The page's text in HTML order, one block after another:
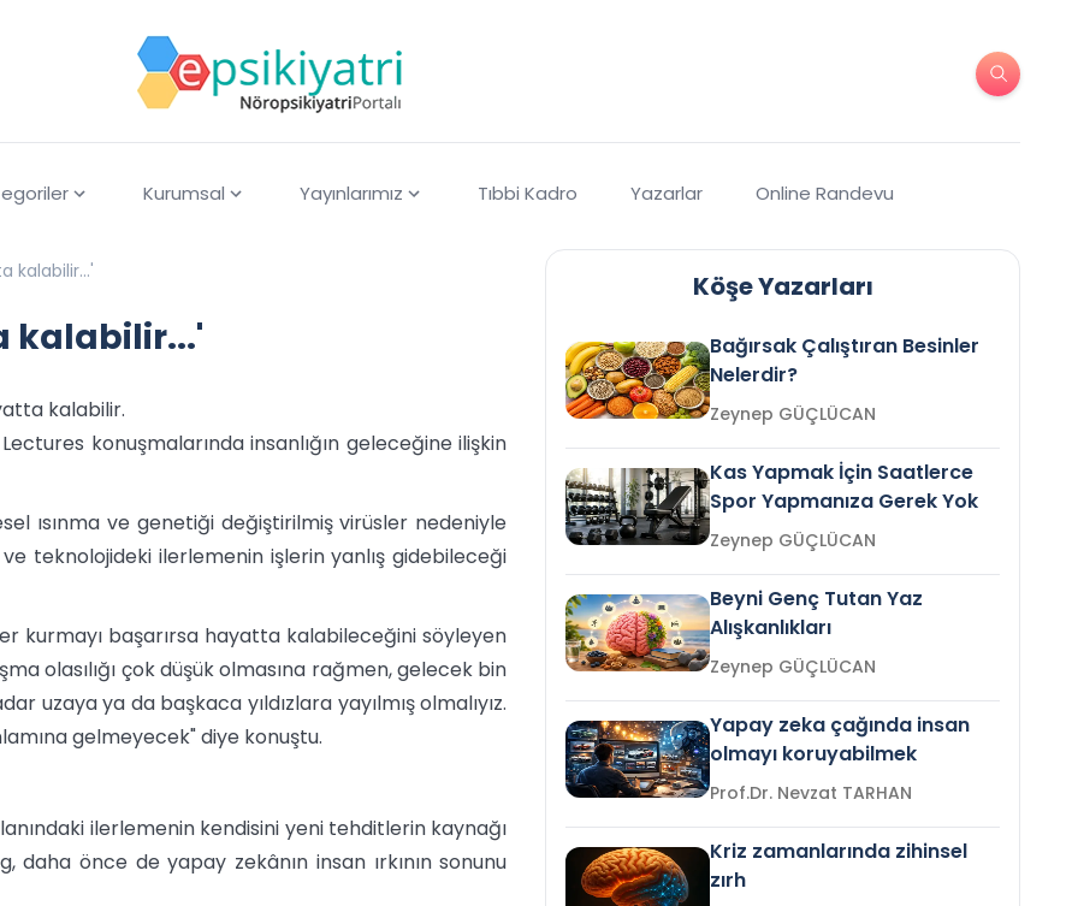
Kurumsal Yayınlarımız Tıbbi Kadro Yazarlar Online Randevu
kalabilir...'
kalabilir...'
kalabilir.
konuşmalarında insanlığın geleceğine ilişkin
ısınma ve genetiği değiştirilmiş virüsler nedeniyle
teknolojideki ilerlemenin işlerin yanlış gidebileceği
kurmayı başarırsa hayatta kalabileceğini söyleyen
olasılığı çok düşük olmasına rağmen, gelecek bin
uzaya ya da başkaca yıldızlara yayılmış olmalıyız.
gelmeyecek" diye konuştu.
ilerlemenin kendisini yeni tehditlerin kaynağı
daha önce de yapay zekânın insan ırkının sonunu
Köşe Yazarları
Bağırsak Çalıştıran Besinler
Nelerdir?
Zeynep GÜÇLÜCAN
Kas Yapmak İçin Saatlerce
Spor Yapmanıza Gerek Yok
Zeynep GÜÇLÜCAN
Beyni Genç Tutan Yaz
Alışkanlıkları
Zeynep GÜÇLÜCAN
Yapay zeka çağında insan
olmayı koruyabilmek
Prof.Dr. Nevzat TARHAN
Kriz zamanlarında zihinsel
zırh